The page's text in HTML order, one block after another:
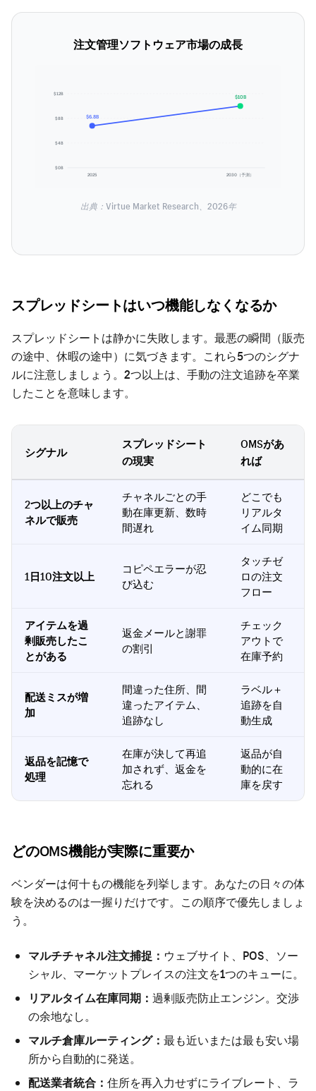
注文管理ソフトウェア市場の成長
$0B
$4B
$8B
$12B
$6.8B
2025
$10B
2030（予測）
出典：Virtue Market Research、2026年
スプレッドシートはいつ機能しなくなるか
スプレッドシートは静かに失敗します。最悪の瞬間（販売
の途中、休暇の途中）に気づきます。これら5つのシグナ
ルに注意しましょう。2つ以上は、手動の注文追跡を卒業
したことを意味します。
シグナル
スプレッドシート
の現実
OMSがあ
れば
2つ以上のチャ
ネルで販売
チャネルごとの手
動在庫更新、数時
間遅れ
どこでも
リアルタ
イム同期
1日10注文以上
コピペエラーが忍
び込む
タッチゼ
ロの注文
フロー
アイテムを過
剰販売したこ
とがある
返金メールと謝罪
の割引
チェック
アウトで
在庫予約
配送ミスが増
加
間違った住所、間
違ったアイテム、
追跡なし
ラベル＋
追跡を自
動生成
返品を記憶で
処理
在庫が決して再追
加されず、返金を
忘れる
返品が自
動的に在
庫を戻す
どのOMS機能が実際に重要か
ベンダーは何十もの機能を列挙します。あなたの日々の体
験を決めるのは一握りだけです。この順序で優先しましょ
う。
マルチチャネル注文捕捉： ウェブサイト、POS、ソー
シャル、マーケットプレイスの注文を1つのキューに。
リアルタイム在庫同期： 過剰販売防止エンジン。交渉
の余地なし。
マルチ倉庫ルーティング： 最も近いまたは最も安い場
所から自動的に発送。
配送業者統合： 住所を再入力せずにライブレート、ラ